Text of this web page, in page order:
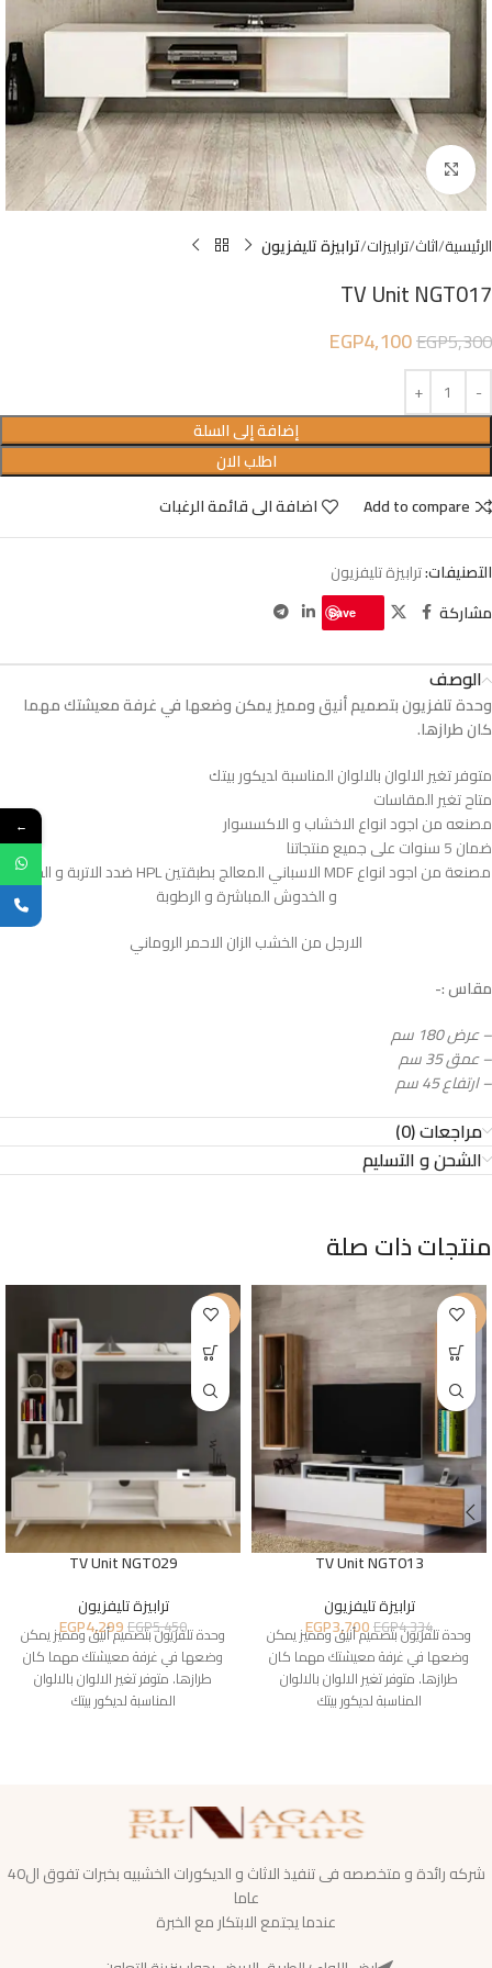
Click to enlarge
الرئيسية اثاث ترابيزات ترابيزة تليفزيون
TV Unit NGT017
EGP5,300
EGP4,100
إضافة إلى السلة
اطلب الان
Add to compare
اضافة الى قائمة الرغبات
التصنيفات:ترابيزة تليفزيون
مشاركة
Save
الوصف
وحدة تلفزيون بتصميم أنيق ومميز يمكن وضعها في غرفة معيشتك مهما
كان طرازها.
متوفر تغير الالوان بالالوان المناسبة لديكور بيتك
متاح تغير المقاسات
مصنعه من اجود انواع الاخشاب و الاكسسوار
ضمان 5 سنوات على جميع منتجاتنا
مصنعة من اجود انواع MDF الاسباني المعالج بطبقتين HPL ضدد الاتربة و الحشرات
و الخدوش المباشرة و الرطوبة
الارجل من الخشب الزان الاحمر الروماني
مقاس :-
– عرض 180 سم
– عمق 35 سم
– ارتفاع 45 سم
مراجعات (0)
الشحن و التسليم
منتجات ذات صلة
-15%
TV Unit NGT013
ترابيزة تليفزيون
EGP4,334
EGP3,700
وحدة تلفزيون بتصميم أنيق ومميز يمكن
وضعها في غرفة معيشتك مهما كان
طرازها. متوفر تغير الالوان بالالوان
المناسبة لديكور بيتك
-21%
TV Unit NGT029
ترابيزة تليفزيون
EGP5,450
EGP4,299
وحدة تلفزيون بتصميم أنيق ومميز يمكن
وضعها في غرفة معيشتك مهما كان
طرازها. متوفر تغير الالوان بالالوان
المناسبة لديكور بيتك
شركه رائدة و متخصصه فى تنفيذ الاثاث و الديكورات الخشبيه بخبرات تفوق ال40
عاما
عندما يجتمع الابتكار مع الخبرة
←